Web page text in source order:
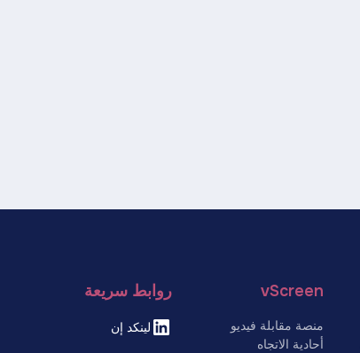
vScreen
منصة مقابلة فيديو
أحادية الاتجاه
روابط سريعة
لينكد إن